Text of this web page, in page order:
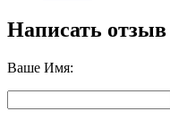
Написать отзыв
Ваше Имя: